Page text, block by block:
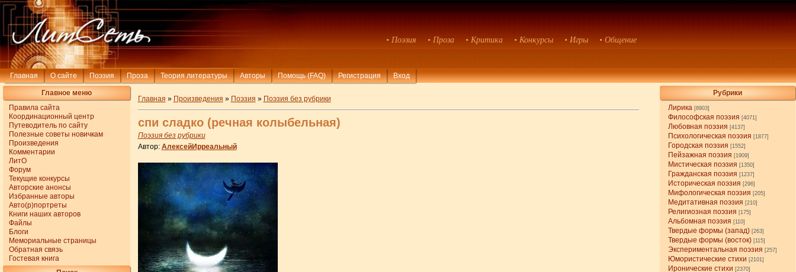
• Поэзия • Проза • Критика • Конкурсы • Игры • Общение
Главная О сайте Поэзия Проза Теория литературы Авторы Помощь (FAQ) Регистрация Вход
Главное меню
Правила сайта
Координационный центр
Путеводитель по сайту
Полезные советы новичкам
Произведения
Комментарии
ЛитО
Форум
Текущие конкурсы
Авторские анонсы
Избранные авторы
Авто(р)портреты
Книги наших авторов
Файлы
Блоги
Мемориальные страницы
Обратная связь
Гостевая книга
Рубрики
Лирика [8903]
Философская поэзия [4071]
Любовная поэзия [4137]
Психологическая поэзия [1877]
Городская поэзия [1552]
Пейзажная поэзия [1909]
Мистическая поэзия [1350]
Гражданская поэзия [1237]
Историческая поэзия [296]
Мифологическая поэзия [205]
Медитативная поэзия [210]
Религиозная поэзия [175]
Альбомная поэзия [110]
Твердые формы (запад) [263]
Твердые формы (восток) [115]
Экспериментальная поэзия [257]
Юмористические стихи [2101]
Иронические стихи [2370]
Главная » Произведения » Поэзия » Поэзия без рубрики
спи сладко (речная колыбельная)
Поэзия без рубрики
Автор: АлексейИрреальный